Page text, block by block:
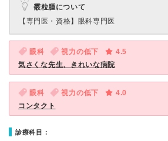
霰粒腫について
【専門医・資格】 眼科専門医
眼科 視力の低下
4.5
気さくな先生、きれいな病院
眼科 視力の低下
4.0
コンタクト
診療科目：